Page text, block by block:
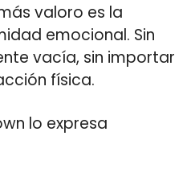
valoro es la
emocional. Sin
vacía, sin importar
física.
lo expresa